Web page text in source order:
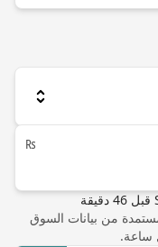
₨
قبل 46 دقيقة
من بيانات السوق
ساعة.